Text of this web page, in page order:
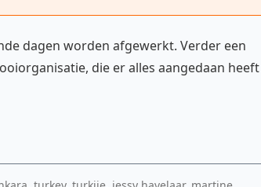
dagen worden afgewerkt. Verder een
die er alles aangedaan heeft